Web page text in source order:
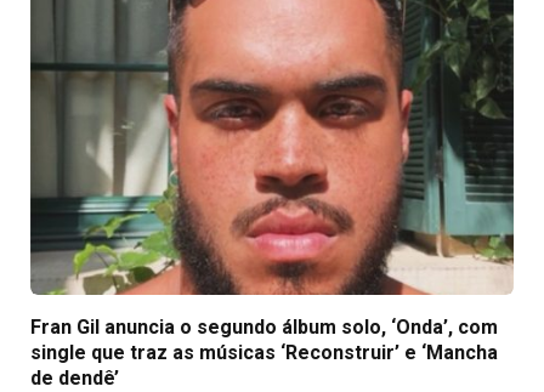
Fran Gil anuncia o segundo álbum solo, ‘Onda’, com
single que traz as músicas ‘Reconstruir’ e ‘Mancha
de dendê’